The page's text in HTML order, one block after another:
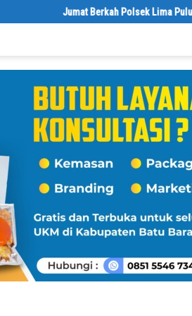
Jumat Berkah Polsek Lima Puluh,